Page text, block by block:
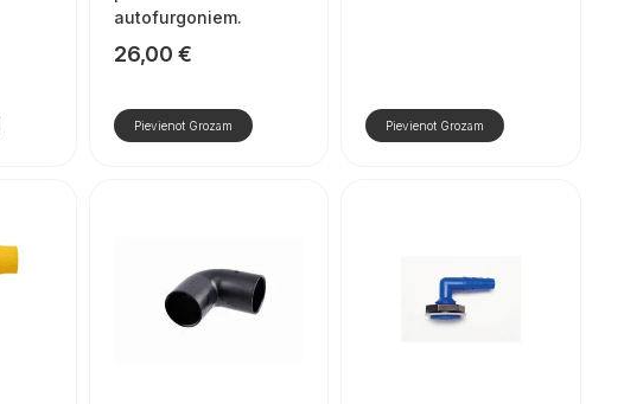
autofurgoniem.
26,00 €
Pievienot Grozam Pievienot Grozam